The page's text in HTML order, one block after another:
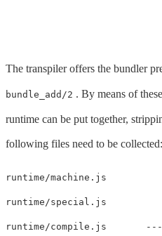
The transpiler offers the bundler
bundle_add/2 . By means of
runtime can be put together,
following files need to be collected:
runtime/machine.js
runtime/special.js
runtime/compile.js       ---